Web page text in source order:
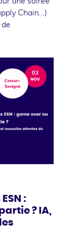
Chain...)
:
? IA,